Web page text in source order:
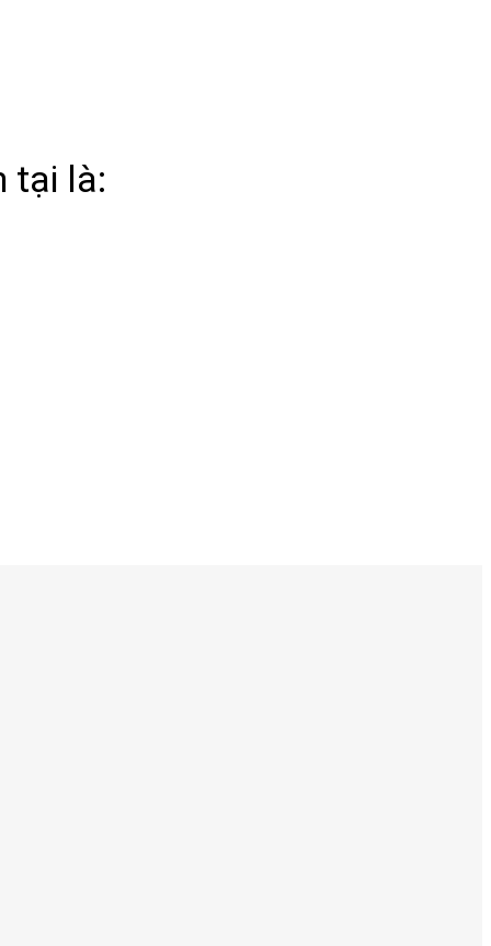
tại là: